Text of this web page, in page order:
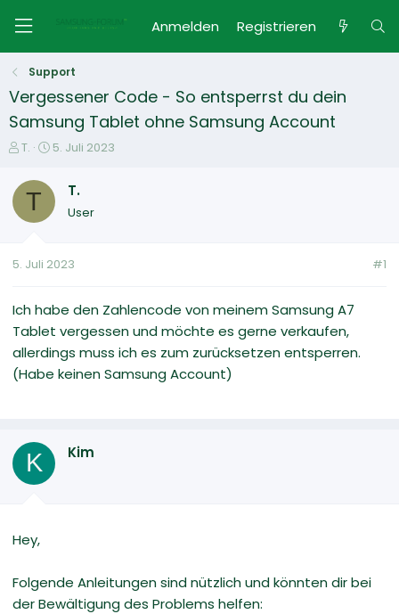
Anmelden Registrieren
Support
Vergessener Code - So entsperrst du dein
Samsung Tablet ohne Samsung Account
E
s
e
e
T.
E
t
e
t
m
5. Juli 2023
T T.
User
5. Juli 2023 #1
Ich habe den Zahlencode von meinem Samsung A7
Tablet vergessen und möchte es gerne verkaufen,
allerdings muss ich es zum zurücksetzen entsperren.
(Habe keinen Samsung Account)
K Kim
Hey,
Folgende Anleitungen sind nützlich und könnten dir bei
der Bewältigung des Problems helfen: